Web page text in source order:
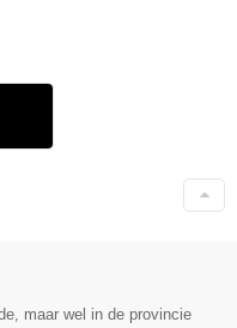
maar wel in de provincie